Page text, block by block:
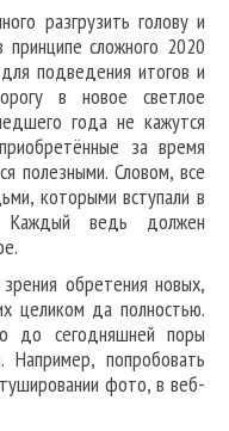
разгрузить голову и
принципе сложного 2020
подведения итогов и
в новое светлое
года не кажутся
за время
полезными. Словом, все
которыми вступали в
ведь должен
обретения новых,
целиком да полностью.
до сегодняшней поры
Например, попробовать
фото, в веб-